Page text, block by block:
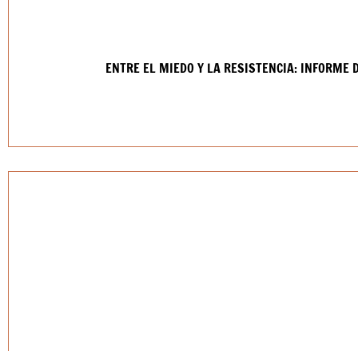
ENTRE EL MIEDO Y LA RESISTENCIA: INFORME